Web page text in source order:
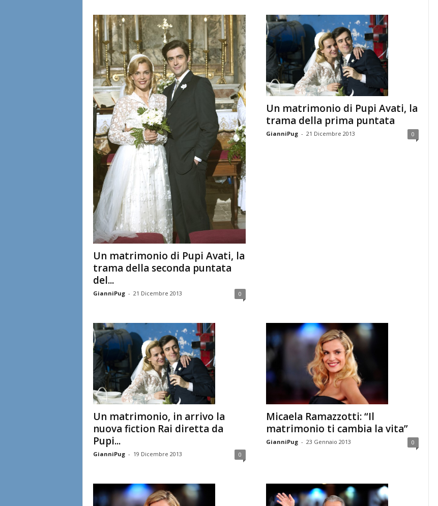
Un matrimonio di Pupi Avati, la
trama della seconda puntata
del...
GianniPug - 21 Dicembre 2013 0
Un matrimonio di Pupi Avati, la
trama della prima puntata
GianniPug - 21 Dicembre 2013 0
Un matrimonio, in arrivo la
nuova fiction Rai diretta da
Pupi...
GianniPug - 19 Dicembre 2013 0
Micaela Ramazzotti: “Il
matrimonio ti cambia la vita”
GianniPug - 23 Gennaio 2013 0